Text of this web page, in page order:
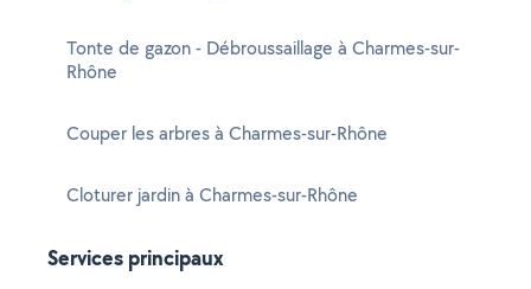
Tonte de gazon - Débroussaillage à Charmes-sur-
Rhône
Couper les arbres à Charmes-sur-Rhône
Cloturer jardin à Charmes-sur-Rhône
Services principaux